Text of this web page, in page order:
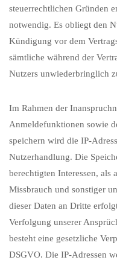
steuerrechtlichen Gründen
notwendig. Es obliegt den
Kündigung vor dem
sämtliche während der
Nutzers unwiederbringlich
Im Rahmen der
Anmeldefunktionen sowie
speichern wird die IP-
Nutzerhandlung. Die
berechtigten Interessen, als
Missbrauch und sonstiger
dieser Daten an Dritte
Verfolgung unserer
besteht eine gesetzliche
DSGVO. Die IP-Adressen